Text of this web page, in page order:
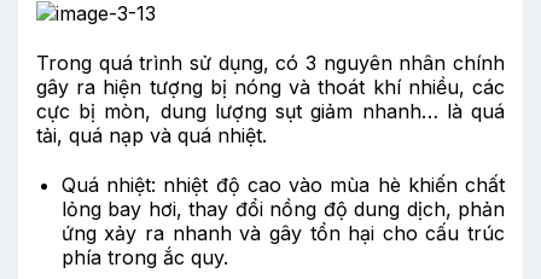
Trong quá trình sử dụng, có 3 nguyên nhân chính
gây ra hiện tượng bị nóng và thoát khí nhiều, các
cực bị mòn, dung lượng sụt giảm nhanh… là quá
tải, quá nạp và quá nhiệt.
Quá nhiệt: nhiệt độ cao vào mùa hè khiến chất
lỏng bay hơi, thay đổi nồng độ dung dịch, phản
ứng xảy ra nhanh và gây tổn hại cho cấu trúc
phía trong ắc quy.